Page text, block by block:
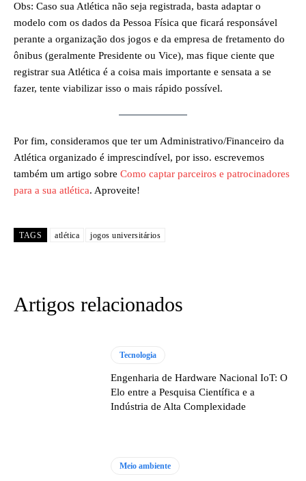
Obs: Caso sua Atlética não seja registrada, basta adaptar o
modelo com os dados da Pessoa Física que ficará responsável
perante a organização dos jogos e da empresa de fretamento do
ônibus (geralmente Presidente ou Vice), mas fique ciente que
registrar sua Atlética é a coisa mais importante e sensata a se
fazer, tente viabilizar isso o mais rápido possível.
Por fim, consideramos que ter um Administrativo/Financeiro da
Atlética organizado é imprescindível, por isso. escrevemos
também um artigo sobre Como captar parceiros e patrocinadores
para a sua atlética. Aproveite!
TAGS atlética jogos universitários
Artigos relacionados
Tecnologia
Engenharia de Hardware Nacional IoT: O
Elo entre a Pesquisa Científica e a
Indústria de Alta Complexidade
Meio ambiente